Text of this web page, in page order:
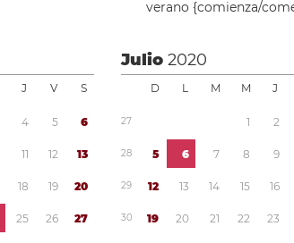
verano {comienza/
J V S
4 5 6
11 12 13
18 19 20
25 26 27
Julio2020
D L M M J
27 1 2
28 5 6 7 8 9
29 12 13 14 15 16
30 19 20 21 22 23